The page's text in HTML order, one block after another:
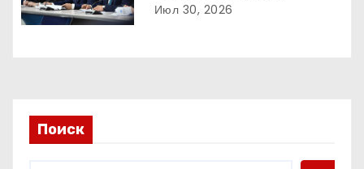
з
и
с
Июл 30, 2026
Поиск